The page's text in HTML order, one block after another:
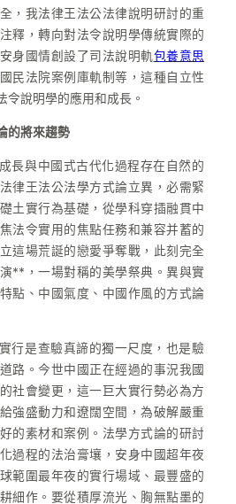
，我法律王法公法律說明研討的重
釋，轉向對法令說明學傳統實際的
身國情創設了司法說明軌包養意思
民法院案例庫軌制等，這種自立性
令說明學的應用和成長。
的將來趨勢
長與中國式古代化過程存在自然的
律王法公法學方式論立異，必需緊
土實行為基礎，從學科穿插融貫中
法令實用的焦點任務和兼容并蓄的
這場荒誕的戀愛爭奪戰，此刻完全
**，一場對稱的美學祭典。異與實
點、中國氣度、中國作風的方式論
行是查驗真諦的獨一尺度，也是驗
路。今世中國正在經過的事況我國
社會變更，這一巨大實行勢必為方
強盛動力和遼闊空間，為破解嚴重
的素材和案例。法學方式論的研討
過程的法治膏壤，安身中國超年夜
範圍最年夜的實行場域、最豐盛的
細作。要從積厚流光、胸無點墨的